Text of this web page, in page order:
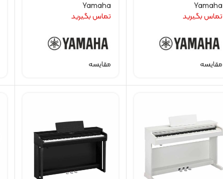
Yamaha
تماس بگیرید
مقایسه
Yamaha
تماس بگیرید
مقایسه